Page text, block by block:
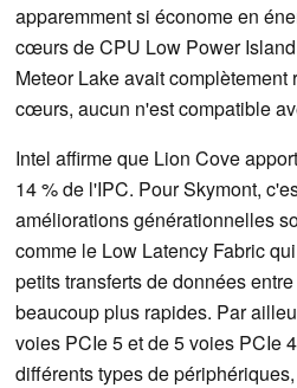
apparemment si économe en
cœurs de CPU Low Power
Meteor Lake avait complètement
cœurs, aucun n'est compatible
Intel affirme que Lion Cove
14 % de l'IPC. Pour Skymont,
améliorations générationnelles
comme le Low Latency Fabric
petits transferts de données
beaucoup plus rapides. Par
voies PCIe 5 et de 5 voies PCIe
différents types de